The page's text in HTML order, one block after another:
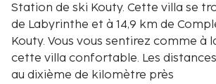
Station de ski Kouty. Cette villa se trouve à 13,5 km
de Labyrinthe et à 14,9 km de
Kouty. Vous vous sentirez comme à
cette villa confortable. Les
au dixième de kilomètre près